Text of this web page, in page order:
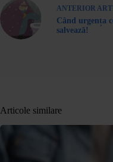
ANTERIOR
Când urgența
salvează!
Articole similare